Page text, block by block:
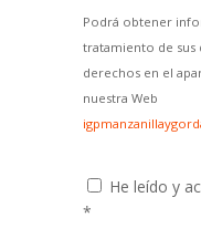
Podrá obtener
tratamiento de sus
derechos en el
nuestra Web
He leído y
*